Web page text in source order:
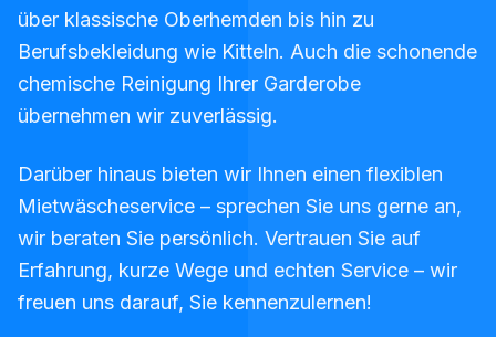
über klassische Oberhemden bis hin zu
Berufsbekleidung wie Kitteln. Auch die schonende
chemische Reinigung Ihrer Garderobe
übernehmen wir zuverlässig.
Darüber hinaus bieten wir Ihnen einen flexiblen
Mietwäscheservice – sprechen Sie uns gerne an,
wir beraten Sie persönlich. Vertrauen Sie auf
Erfahrung, kurze Wege und echten Service – wir
freuen uns darauf, Sie kennenzulernen!